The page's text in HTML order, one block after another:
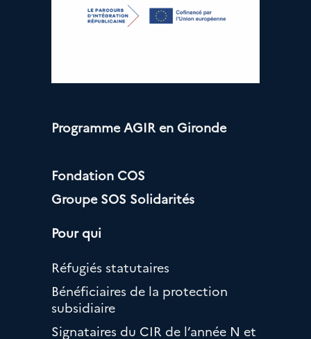
Programme AGIR en Gironde
Fondation COS
Groupe SOS Solidarités
Pour qui
Réfugiés statutaires
Bénéficiaires de la protection
subsidiaire
Signataires du CIR de l’année N et